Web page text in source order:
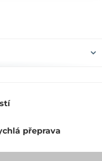
přeprava